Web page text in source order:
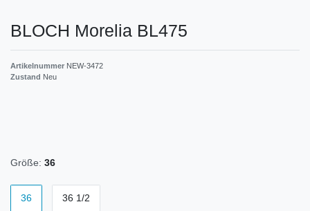
BLOCH Morelia BL475
Artikelnummer NEW-3472
Zustand Neu
Größe: 36
36 36 1/2